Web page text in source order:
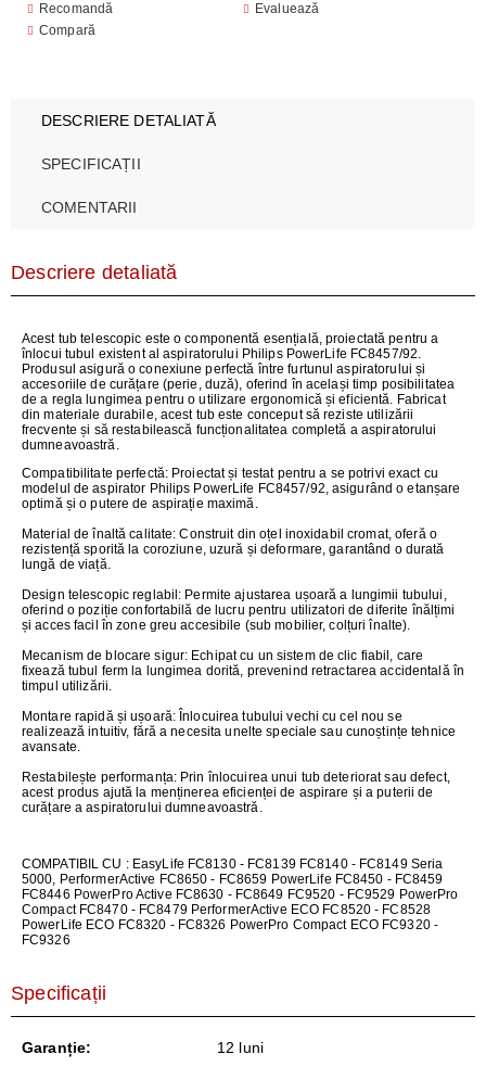
Recomandă
Evaluează
Compară
DESCRIERE DETALIATĂ
SPECIFICAȚII
COMENTARII
Descriere detaliată
Acest tub telescopic este o componentă esențială, proiectată pentru a
înlocui tubul existent al aspiratorului Philips PowerLife FC8457/92.
Produsul asigură o conexiune perfectă între furtunul aspiratorului și
accesoriile de curățare (perie, duză), oferind în același timp posibilitatea
de a regla lungimea pentru o utilizare ergonomică și eficientă. Fabricat
din materiale durabile, acest tub este conceput să reziste utilizării
frecvente și să restabilească funcționalitatea completă a aspiratorului
dumneavoastră.
Compatibilitate perfectă: Proiectat și testat pentru a se potrivi exact cu
modelul de aspirator Philips PowerLife FC8457/92, asigurând o etanșare
optimă și o putere de aspirație maximă.
Material de înaltă calitate: Construit din oțel inoxidabil cromat, oferă o
rezistență sporită la coroziune, uzură și deformare, garantând o durată
lungă de viață.
Design telescopic reglabil: Permite ajustarea ușoară a lungimii tubului,
oferind o poziție confortabilă de lucru pentru utilizatori de diferite înălțimi
și acces facil în zone greu accesibile (sub mobilier, colțuri înalte).
Mecanism de blocare sigur: Echipat cu un sistem de clic fiabil, care
fixează tubul ferm la lungimea dorită, prevenind retractarea accidentală în
timpul utilizării.
Montare rapidă și ușoară: Înlocuirea tubului vechi cu cel nou se
realizează intuitiv, fără a necesita unelte speciale sau cunoștințe tehnice
avansate.
Restabilește performanța: Prin înlocuirea unui tub deteriorat sau defect,
acest produs ajută la menținerea eficienței de aspirare și a puterii de
curățare a aspiratorului dumneavoastră.
COMPATIBIL CU : EasyLife FC8130 - FC8139 FC8140 - FC8149 Seria
5000, PerformerActive FC8650 - FC8659 PowerLife FC8450 - FC8459
FC8446 PowerPro Active FC8630 - FC8649 FC9520 - FC9529 PowerPro
Compact FC8470 - FC8479 PerformerActive ECO FC8520 - FC8528
PowerLife ECO FC8320 - FC8326 PowerPro Compact ECO FC9320 -
FC9326
Specificații
Garanție: 12 luni